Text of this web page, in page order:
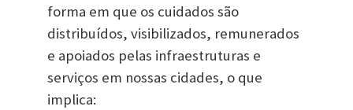
forma em que os cuidados são
distribuídos, visibilizados, remunerados
e apoiados pelas infraestruturas e
serviços em nossas cidades, o que
implica: